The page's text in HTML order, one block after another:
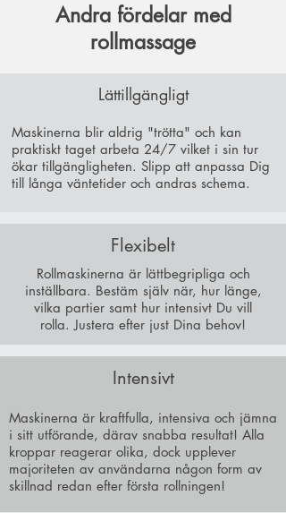
Andra fördelar med
rollmassage
Lättillgängligt
Maskinerna blir aldrig "trötta" och kan
praktiskt taget arbeta 24/7 vilket i sin tur
ökar tillgängligheten. Slipp att anpassa Dig
till långa väntetider och andras schema.
Flexibelt
Rollmaskinerna är lättbegripliga och
inställbara. Bestäm själv när, hur länge,
vilka partier samt hur intensivt Du vill
rolla. Justera efter just Dina behov!
Intensivt
Maskinerna är kraftfulla, intensiva och jämna
i sitt utförande, därav snabba resultat! Alla
kroppar reagerar olika, dock upplever
majoriteten av användarna någon form av
skillnad redan efter första rollningen!